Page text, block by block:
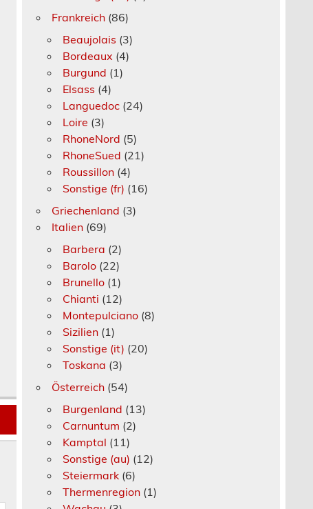
Frankreich (86)
Beaujolais (3)
Bordeaux (4)
Burgund (1)
Elsass (4)
Languedoc (24)
Loire (3)
RhoneNord (5)
RhoneSued (21)
Roussillon (4)
Sonstige (fr) (16)
Griechenland (3)
Italien (69)
Barbera (2)
Barolo (22)
Brunello (1)
Chianti (12)
Montepulciano (8)
Sizilien (1)
Sonstige (it) (20)
Toskana (3)
Österreich (54)
Burgenland (13)
Carnuntum (2)
Kamptal (11)
Sonstige (au) (12)
Steiermark (6)
Thermenregion (1)